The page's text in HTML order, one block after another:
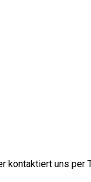
kontaktiert uns per